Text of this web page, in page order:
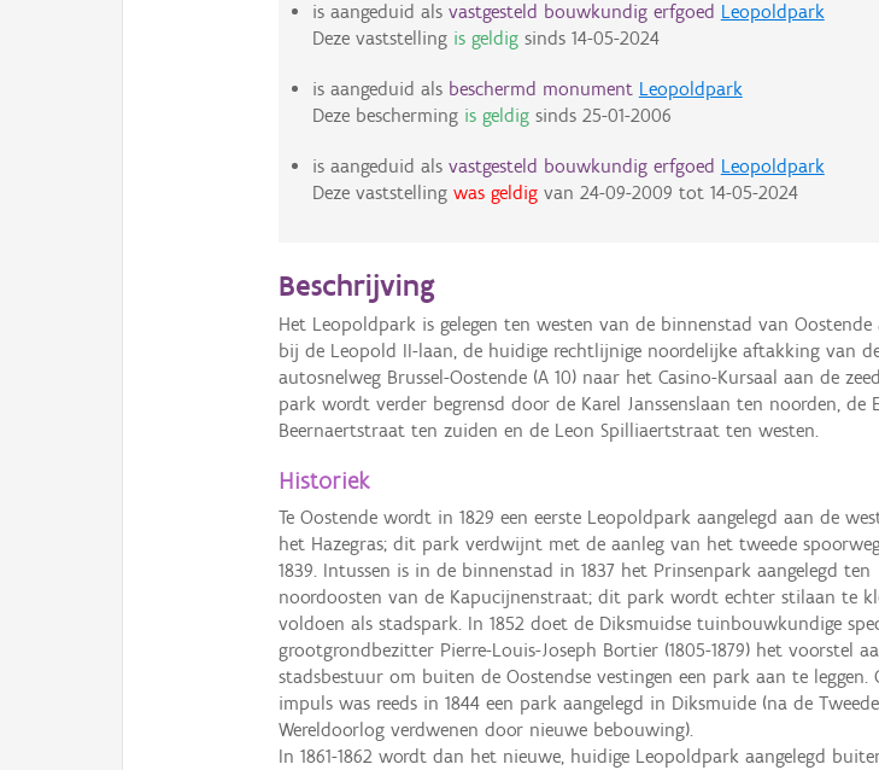
is aangeduid als vastgesteld bouwkundig erfgoed Leopoldpark
Deze vaststelling is geldigsinds 14-05-2024
is aangeduid als beschermd monument Leopoldpark
Deze bescherming is geldigsinds 25-01-2006
is aangeduid als vastgesteld bouwkundig erfgoed Leopoldpark
Deze vaststelling was geldigvan 24-09-2009 tot 14-05-2024
Beschrijving
Het Leopoldpark is gelegen ten westen van de binnenstad van Oostende
bij de Leopold II-laan, de huidige rechtlijnige noordelijke aftakking van
autosnelweg Brussel-Oostende (A 10) naar het Casino-Kursaal aan de
park wordt verder begrensd door de Karel Janssenslaan ten noorden, de
Beernaertstraat ten zuiden en de Leon Spilliaertstraat ten westen.
Historiek
Te Oostende wordt in 1829 een eerste Leopoldpark aangelegd aan de
het Hazegras; dit park verdwijnt met de aanleg van het tweede
1839. Intussen is in de binnenstad in 1837 het Prinsenpark aangelegd ten
noordoosten van de Kapucijnenstraat; dit park wordt echter stilaan te
voldoen als stadspark. In 1852 doet de Diksmuidse tuinbouwkundige
grootgrondbezitter Pierre-Louis-Joseph Bortier (1805-1879) het voorstel
stadsbestuur om buiten de Oostendse vestingen een park aan te leggen.
impuls was reeds in 1844 een park aangelegd in Diksmuide (na de Tweede
Wereldoorlog verdwenen door nieuwe bebouwing).
In 1861-1862 wordt dan het nieuwe, huidige Leopoldpark aangelegd